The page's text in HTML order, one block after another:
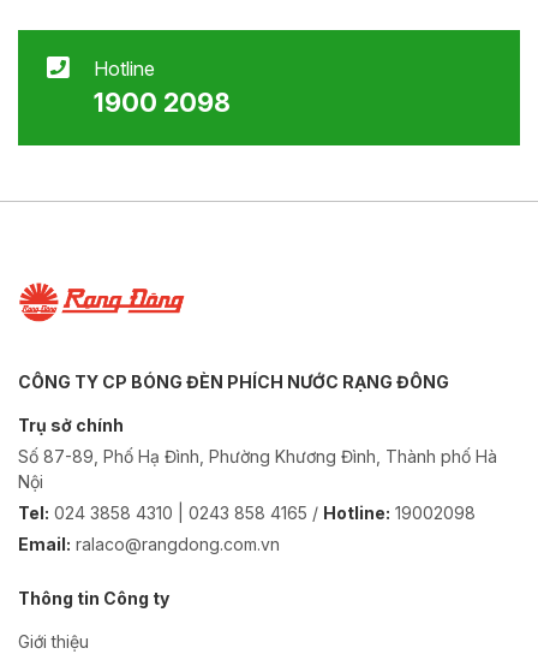
Hotline
1900 2098
CÔNG TY CP BÓNG ĐÈN PHÍCH NƯỚC RẠNG ĐÔNG
Trụ sở chính
Số 87-89, Phố Hạ Đình, Phường Khương Đình, Thành phố Hà
Nội
Tel: 024 3858 4310 | 0243 858 4165 / Hotline: 19002098
Email: ralaco@rangdong.com.vn
Thông tin Công ty
Giới thiệu